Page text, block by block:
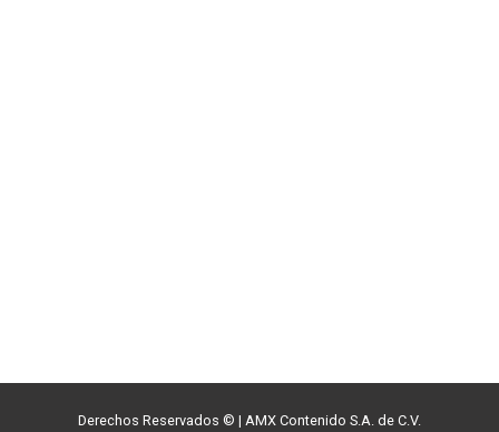
Derechos Reservados © | AMX Contenido S.A. de C.V.